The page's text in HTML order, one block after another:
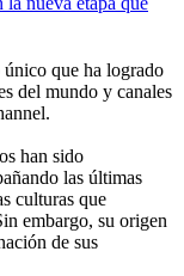
que ha logrado
del mundo y canales
han sido
las últimas
culturas que
embargo, su origen
de sus